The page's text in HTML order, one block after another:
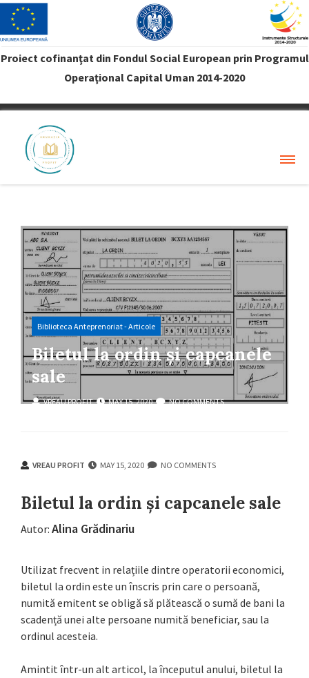
Proiect cofinanţat din Fondul Social European prin Programul
Operaţional Capital Uman 2014-2020
VREAU PROFIT
Biblioteca Anteprenoriat - Articole
Biletul la ordin și capcanele
sale
VREAU PROFIT MAY 15, 2020 NO COMMENTS
VREAU PROFIT MAY 15, 2020 NO COMMENTS
Biletul la ordin și capcanele sale
Autor: Alina Grădinariu
Utilizat frecvent in relațiile dintre operatorii economici,
biletul la ordin este un înscris prin care o persoană,
numită emitent se obligă să plătească o sumă de bani la
scadență unei alte persoane numită beneficiar, sau la
ordinul acesteia.
Amintit într-un alt articol, la începutul anului, biletul la